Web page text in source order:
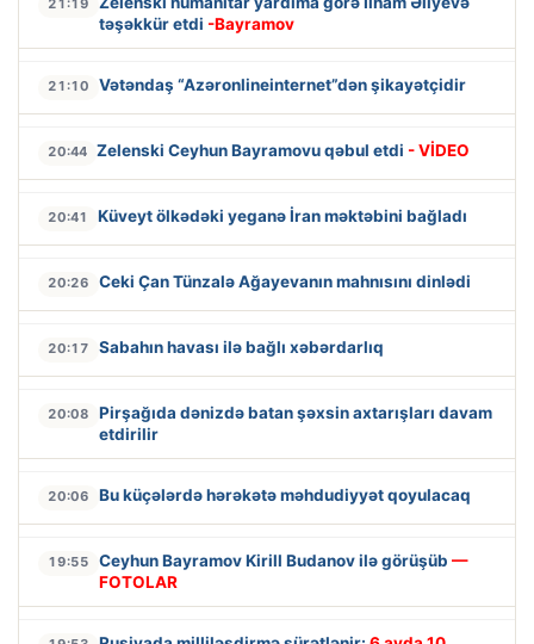
21:19
təşəkkür etdi -Bayramov
21:10 Vətəndaş “Azəronlineinternet”dən şikayətçidir
20:44 Zelenski Ceyhun Bayramovu qəbul etdi - VİDEO
20:41 Küveyt ölkədəki yeganə İran məktəbini bağladı
20:26 Ceki Çan Tünzalə Ağayevanın mahnısını dinlədi
20:17 Sabahın havası ilə bağlı xəbərdarlıq
20:08
Pirşağıda dənizdə batan şəxsin axtarışları davam
etdirilir
20:06 Bu küçələrdə hərəkətə məhdudiyyət qoyulacaq
19:55 Ceyhun Bayramov Kirill Budanov ilə görüşüb —
FOTOLAR